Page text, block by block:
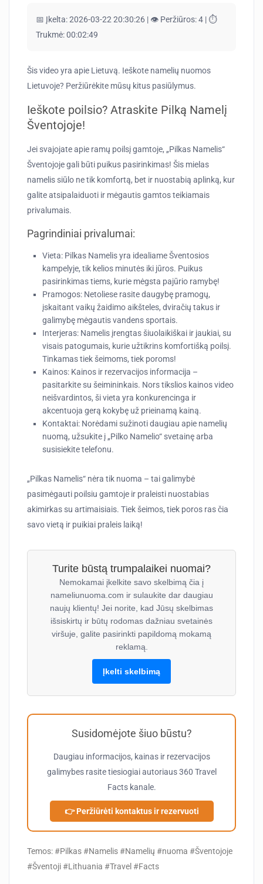
📅 Įkelta:2026-03-22 20:30:26 | 👁️ Peržiūros:4 | ⏱️
Trukmė:00:02:49
Šis video yra apie Lietuvą. Ieškote namelių nuomos
Lietuvoje? Peržiūrėkite mūsų kitus pasiūlymus.
Ieškote poilsio? Atraskite Pilką Namelį
Šventojoje!
Jei svajojate apie ramų poilsį gamtoje, „Pilkas Namelis“
Šventojoje gali būti puikus pasirinkimas! Šis mielas
namelis siūlo ne tik komfortą, bet ir nuostabią aplinką, kur
galite atsipalaiduoti ir mėgautis gamtos teikiamais
privalumais.
Pagrindiniai privalumai:
Vieta: Pilkas Namelis yra idealiame Šventosios
kampelyje, tik kelios minutės iki jūros. Puikus
pasirinkimas tiems, kurie mėgsta pajūrio ramybę!
Pramogos: Netoliese rasite daugybę pramogų,
įskaitant vaikų žaidimo aikšteles, dviračių takus ir
galimybę mėgautis vandens sportais.
Interjeras: Namelis įrengtas šiuolaikiškai ir jaukiai, su
visais patogumais, kurie užtikrins komfortišką poilsį.
Tinkamas tiek šeimoms, tiek poroms!
Kainos: Kainos ir rezervacijos informacija –
pasitarkite su šeimininkais. Nors tikslios kainos video
neišvardintos, ši vieta yra konkurencinga ir
akcentuoja gerą kokybę už prieinamą kainą.
Kontaktai: Norėdami sužinoti daugiau apie namelių
nuomą, užsukite į „Pilko Namelio“ svetainę arba
susisiekite telefonu.
„Pilkas Namelis“ nėra tik nuoma – tai galimybė
pasimėgauti poilsiu gamtoje ir praleisti nuostabias
akimirkas su artimaisiais. Tiek šeimos, tiek poros ras čia
savo vietą ir puikiai praleis laiką!
Turite būstą trumpalaikei nuomai?
Nemokamai įkelkite savo skelbimą čia į
nameliunuoma.com ir sulaukite dar daugiau
naujų klientų! Jei norite, kad Jūsų skelbimas
išsiskirtų ir būtų rodomas dažniau svetainės
viršuje, galite pasirinkti papildomą mokamą
reklamą.
Įkelti skelbimą
Susidomėjote šiuo būstu?
Daugiau informacijos, kainas ir rezervacijos
galimybes rasite tiesiogiai autoriaus360 Travel
Factskanale.
👉 Peržiūrėti kontaktus ir rezervuoti
Temos: #Pilkas #Namelis #Namelių #nuoma #Šventojoje
#Šventoji #Lithuania #Travel #Facts